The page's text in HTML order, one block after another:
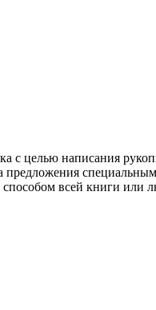
с целью написания
всей книги или